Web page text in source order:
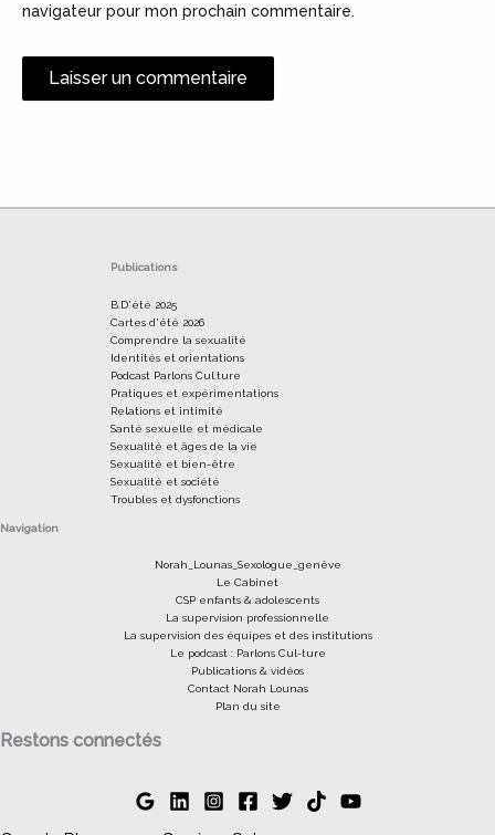
navigateur pour mon prochain commentaire.
Publications
B.D'été 2025
Cartes d'été 2026
Comprendre la sexualité
Identités et orientations
Podcast Parlons Cul.ture
Pratiques et expérimentations
Relations et intimité
Santé sexuelle et médicale
Sexualité et âges de la vie
Sexualité et bien-être
Sexualité et société
Troubles et dysfonctions
Navigation
Norah_Lounas_Sexologue_genêve
Le Cabinet
CSP enfants & adolescents
La supervision professionnelle
La supervision des équipes et des institutions
Le podcast : Parlons Cul-ture
Publications & vidéos
Contact Norah Lounas
Plan du site
Restons connectés